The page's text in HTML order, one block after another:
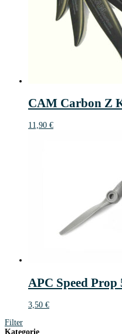
CAM Carbon Z
11,90 €
APC Speed Prop
3,50 €
Filter
Kategorie